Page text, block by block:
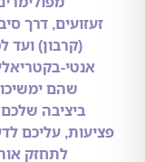
דרך סיבי פחמן
(קרבון) ועד לכיסויים
בקטריאליים. כדי
שהם ימשיכו לתמוך
ביציבה שלכם ולמנוע
עליכם לדעת איך
לתחזק אותם נכון.